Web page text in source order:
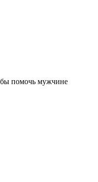
помочь мужчине